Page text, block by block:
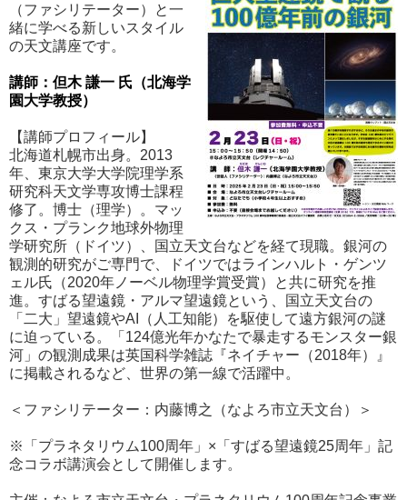
（ファシリテーター）と一
緒に学べる新しいスタイル
の天文講座です。
講師：但木 謙一 氏（北海学
園大学教授）
【講師プロフィール】
北海道札幌市出身。2013
年、東京大学大学院理学系
研究科天文学専攻博士課程
修了。博士（理学）。マッ
クス・プランク地球外物理
学研究所（ドイツ）、国立天文台などを経て現職。銀河の
観測的研究がご専門で、ドイツではラインハルト・ゲンツ
ェル氏（2020年ノーベル物理学賞受賞）と共に研究を推
進。すばる望遠鏡・アルマ望遠鏡という、国立天文台の
「二大」望遠鏡やAI（人工知能）を駆使して遠方銀河の謎
に迫っている。「124億光年かなたで暴走するモンスター銀
河」の観測成果は英国科学雑誌『ネイチャー（2018年）』
に掲載されるなど、世界の第一線で活躍中。
＜ファシリテーター：内藤博之（なよろ市立天文台）＞
※「プラネタリウム100周年」×「すばる望遠鏡25周年」記
念コラボ講演会として開催します。